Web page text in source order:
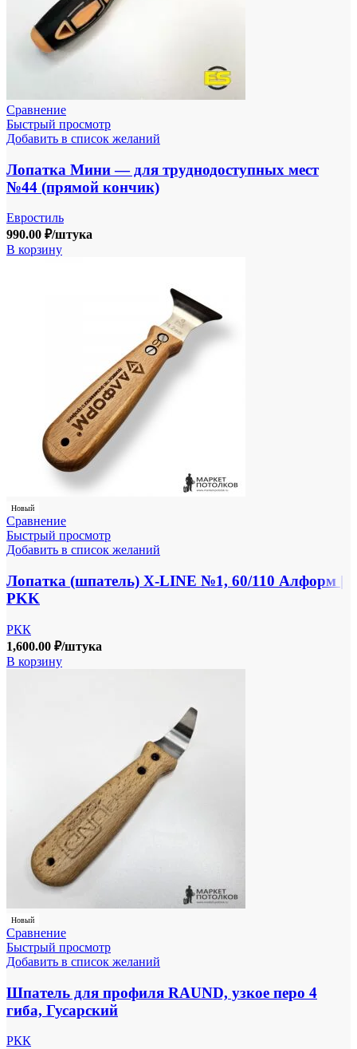
Сравнение
Быстрый просмотр
Добавить в список желаний
Лопатка Мини — для труднодоступных мест
№44 (прямой кончик)
Евростиль
990.00 ₽/штука
В корзину
Новый
Сравнение
Быстрый просмотр
Добавить в список желаний
Лопатка (шпатель) X-LINE №1, 60/110 Алформ |
PKK
РКК
1,600.00 ₽/штука
В корзину
Новый
Сравнение
Быстрый просмотр
Добавить в список желаний
Шпатель для профиля RAUND, узкое перо 4
гиба, Гусарский
РКК